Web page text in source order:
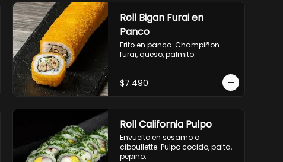
OPCION2:
- pollo, queso, cebollin, envuelto
en panco.
- camaron, queso, cebollin,
envuelto en panco.
- salmon, queso, palta, envuelto
Roll Bigan Furai en
Panco
Frito en panco. Champiñon
furai, queso, palmito.
$7.490
Roll California Pulpo
Envuelto en sesamo o
ciboullette. Pulpo cocido, palta,
pepino.